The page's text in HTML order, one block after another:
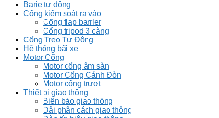
Barie tự động
Cổng kiểm soát ra vào
Cổng flap barrier
Cổng tripod 3 càng
Cổng Treo Tự Động
Hệ thống bãi xe
Motor Cổng
Motor cổng âm sàn
Motor Cổng Cánh Đòn
Motor cổng trượt
Thiết bị giao thông
Biển báo giao thông
Dải phân cách giao thông